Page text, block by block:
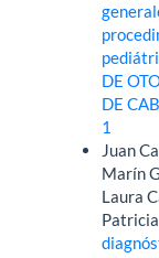
DE
DE
1
Juan
Marín
Laura